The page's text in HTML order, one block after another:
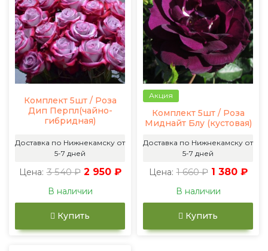
Комплект 5шт / Роза
Дип Перпл(чайно-
гибридная)
Доставка по Нижнекамску от
5-7 дней
Цена: 3 540 ₽ 2 950 ₽
В наличии
Купить
Акция
Комплект 5шт / Роза
Миднайт Блу (кустовая)
Доставка по Нижнекамску от
5-7 дней
Цена: 1 660 ₽ 1 380 ₽
В наличии
Купить